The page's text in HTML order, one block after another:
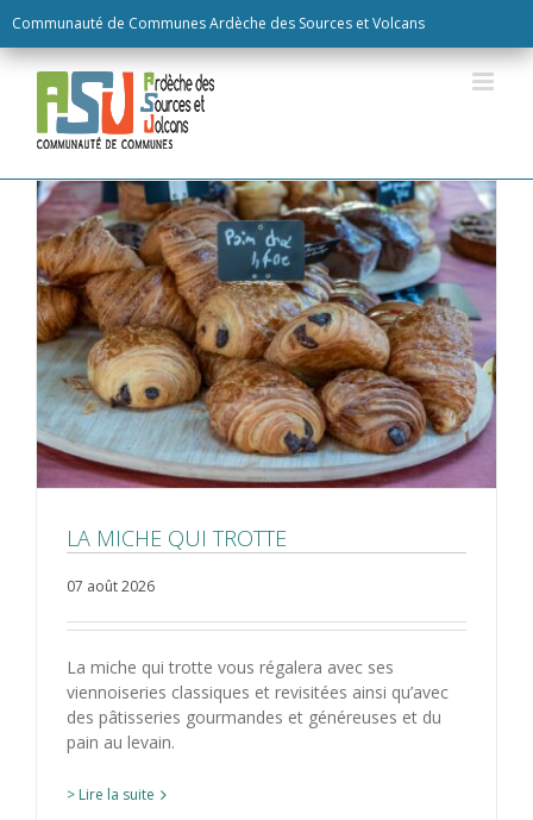
Communauté de Communes Ardèche des Sources et Volcans
to
content
LA MICHE QUI TROTTE
07 août 2026
La miche qui trotte vous régalera avec ses
viennoiseries classiques et revisitées ainsi qu’avec
des pâtisseries gourmandes et généreuses et du
pain au levain.
> Lire la suite